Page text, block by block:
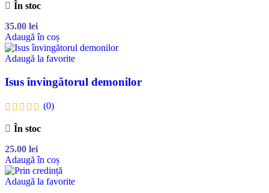
În stoc
35.00 lei
Adaugă în coș
Adaugă la favorite
Isus învingătorul demonilor
(0)
În stoc
25.00 lei
Adaugă în coș
Adaugă la favorite